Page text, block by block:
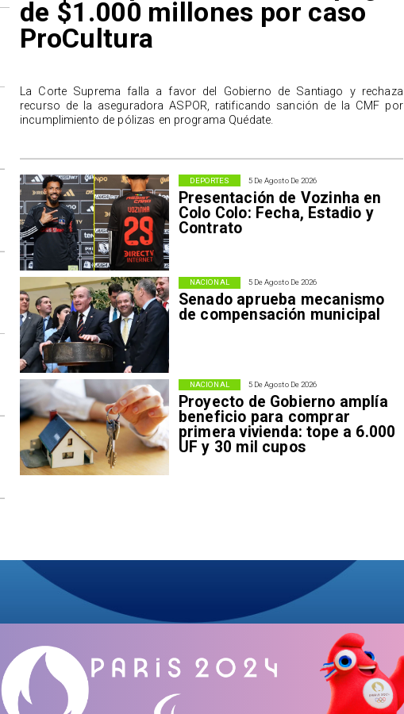
5 De Agosto De 2026
Presentación de Vozinha en
Colo Colo: Fecha, Estadio y
Contrato
DEPORTES
5 De Agosto De 2026
Senado aprueba mecanismo
de compensación municipal
NACIONAL
5 De Agosto De 2026
Proyecto de Gobierno amplía
beneficio para comprar
primera vivienda: tope a 6.000
UF y 30 mil cupos
NACIONAL
de $1.000 millones por caso
ProCultura
La Corte Suprema falla a favor del Gobierno de Santiago y rechaza
recurso de la aseguradora ASPOR, ratificando sanción de la CMF por
incumplimiento de pólizas en programa Quédate.